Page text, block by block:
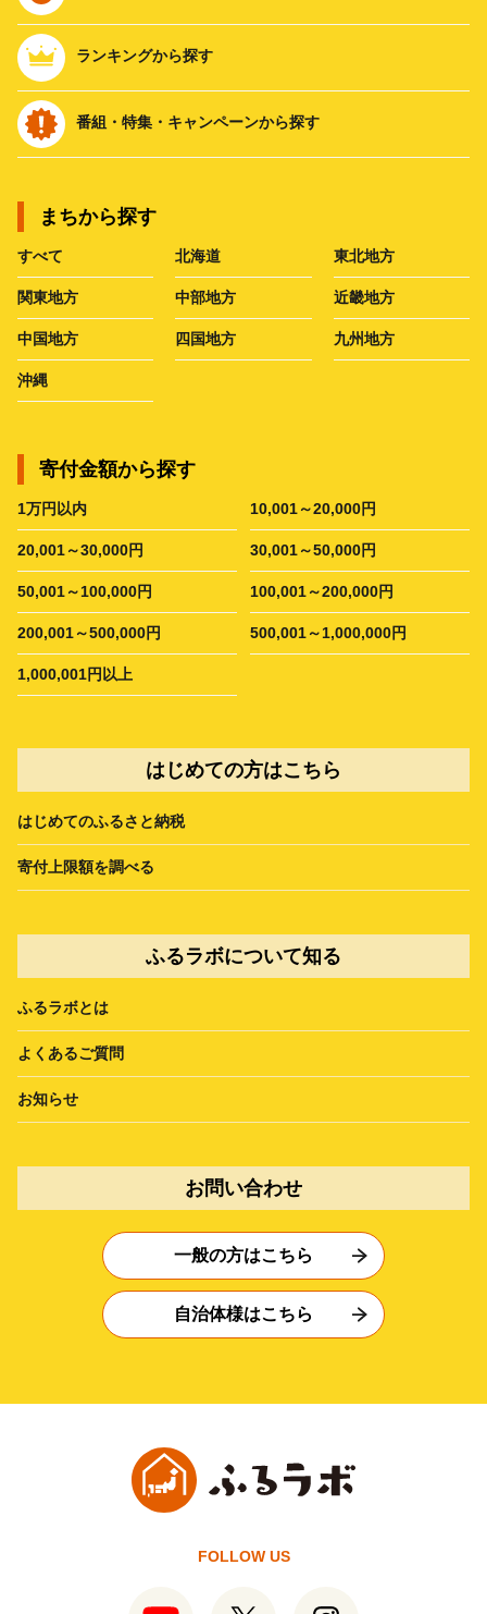
ランキングから探す
番組・特集・キャンペーンから探す
まちから探す
すべて 北海道 東北地方
関東地方 中部地方 近畿地方
中国地方 四国地方 九州地方
沖縄
寄付金額から探す
1万円以内 10,001～20,000円
20,001～30,000円 30,001～50,000円
50,001～100,000円 100,001～200,000円
200,001～500,000円 500,001～1,000,000円
1,000,001円以上
はじめての方はこちら
はじめてのふるさと納税
寄付上限額を調べる
ふるラボについて知る
ふるラボとは
よくあるご質問
お知らせ
お問い合わせ
一般の方はこちら
自治体様はこちら
FOLLOW US